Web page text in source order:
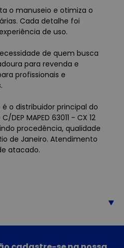
o manuseio e otimiza o
Cada detalhe foi
de uso.
de quem busca
para revenda e
profissionais e
o distribuidor principal do
DEP MAPED 63011 - CX 12
procedência, qualidade
de Janeiro. Atendimento
atacado.